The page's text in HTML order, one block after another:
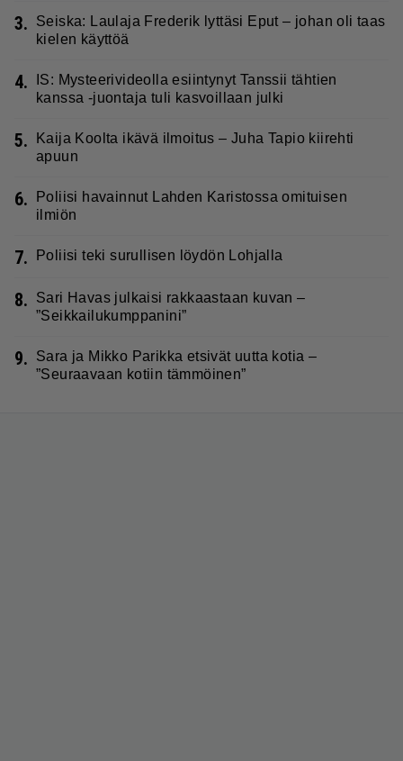
3.
Seiska: Laulaja Frederik lyttäsi Eput – johan oli taas
kielen käyttöä
4.
IS: Mysteerivideolla esiintynyt Tanssii tähtien
kanssa -juontaja tuli kasvoillaan julki
5.
Kaija Koolta ikävä ilmoitus – Juha Tapio kiirehti
apuun
6.
Poliisi havainnut Lahden Karistossa omituisen
ilmiön
7. Poliisi teki surullisen löydön Lohjalla
8.
Sari Havas julkaisi rakkaastaan kuvan –
”Seikkailukumppanini”
9.
Sara ja Mikko Parikka etsivät uutta kotia –
”Seuraavaan kotiin tämmöinen”